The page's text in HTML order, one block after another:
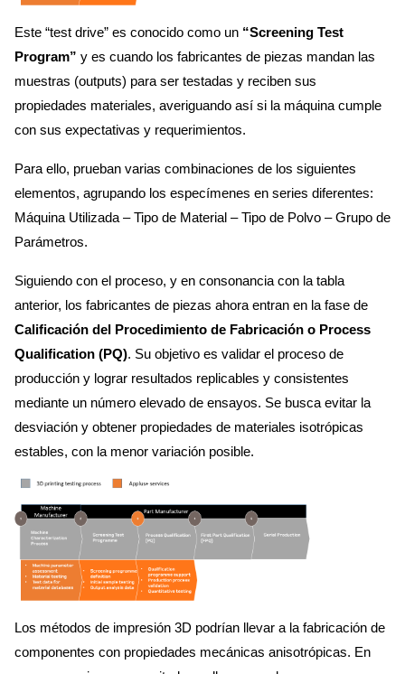
Este “test drive” es conocido como un “Screening Test
Program” y es cuando los fabricantes de piezas mandan las
muestras (outputs) para ser testadas y reciben sus
propiedades materiales, averiguando así si la máquina cumple
con sus expectativas y requerimientos.
Para ello, prueban varias combinaciones de los siguientes
elementos, agrupando los especímenes en series diferentes:
Máquina Utilizada – Tipo de Material – Tipo de Polvo – Grupo de
Parámetros.
Siguiendo con el proceso, y en consonancia con la tabla
anterior, los fabricantes de piezas ahora entran en la fase de
Calificación del Procedimiento de Fabricación o Process
Qualification (PQ). Su objetivo es validar el proceso de
producción y lograr resultados replicables y consistentes
mediante un número elevado de ensayos. Se busca evitar la
desviación y obtener propiedades de materiales isotrópicas
estables, con la menor variación posible.
Los métodos de impresión 3D podrían llevar a la fabricación de
componentes con propiedades mecánicas anisotrópicas. En